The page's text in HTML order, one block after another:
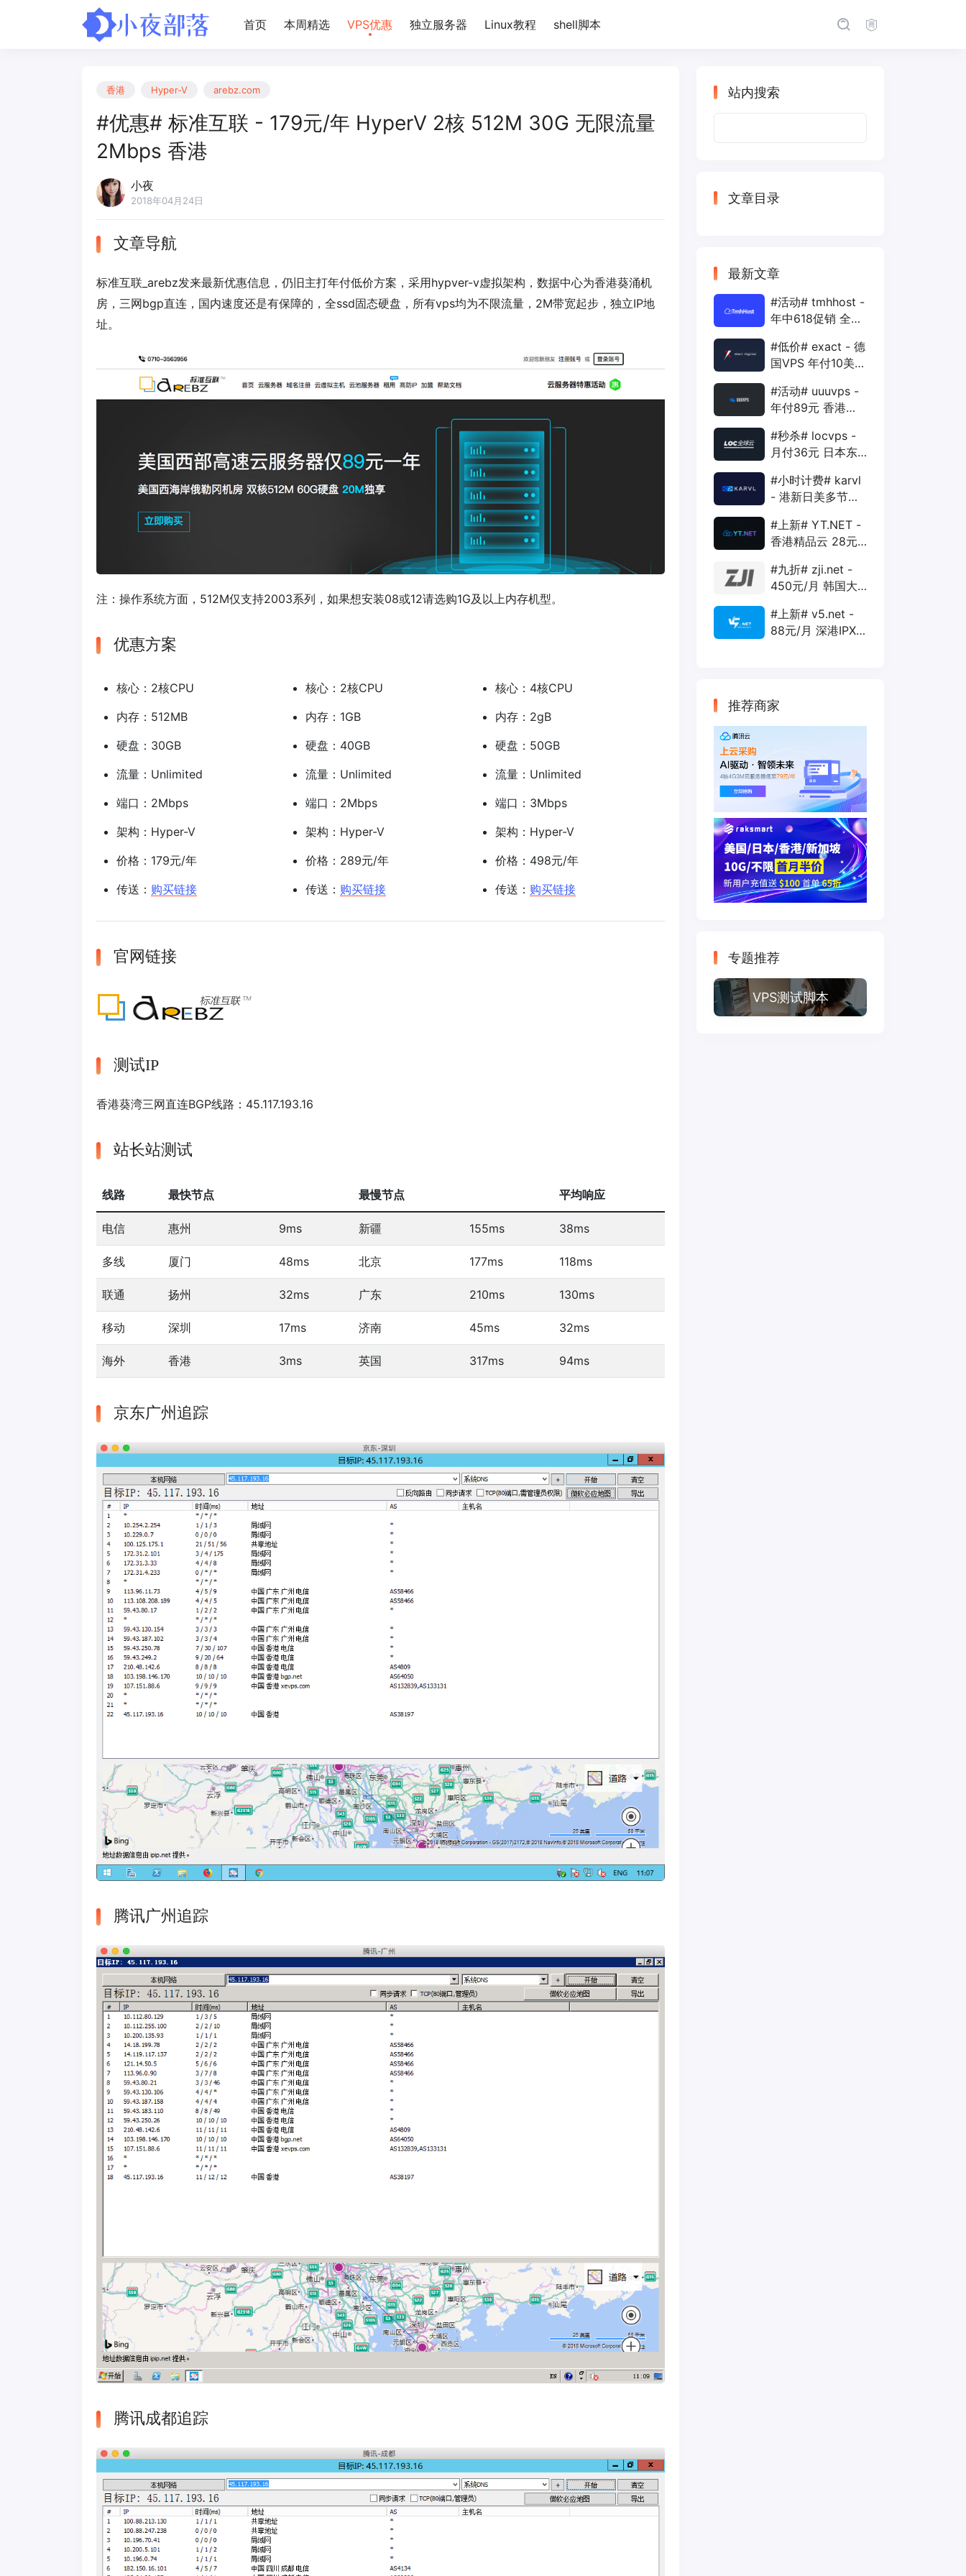
首页 本周精选 VPS优惠 独立服务器 Linux教程 shell脚本
香港 Hyper-V arebz.com
#优惠# 标准互联 - 179元/年 HyperV 2核 512M 30G 无限流量
2Mbps 香港
小夜
2018年04月24日
文章导航
标准互联_arebz发来最新优惠信息，仍旧主打年付低价方案，采用hypver-v虚拟架构，数据中心为香港葵涌机
房，三网bgp直连，国内速度还是有保障的，全ssd固态硬盘，所有vps均为不限流量，2M带宽起步，独立IP地
址。
注：操作系统方面，512M仅支持2003系列，如果想安装08或12请选购1G及以上内存机型。
优惠方案
核心：2核CPU
内存：512MB
硬盘：30GB
流量：Unlimited
端口：2Mbps
架构：Hyper-V
价格：179元/年
传送： 购买链接
核心：2核CPU
内存：1GB
硬盘：40GB
流量：Unlimited
端口：2Mbps
架构：Hyper-V
价格：289元/年
传送： 购买链接
核心：4核CPU
内存：2gB
硬盘：50GB
流量：Unlimited
端口：3Mbps
架构：Hyper-V
价格：498元/年
传送： 购买链接
官网链接
测试IP
香港葵湾三网直连BGP线路：45.117.193.16
站长站测试
线路 最快节点 最慢节点 平均响应
电信 惠州 9ms 新疆 155ms 38ms
多线 厦门 48ms 北京 177ms 118ms
联通 扬州 32ms 广东 210ms 130ms
移动 深圳 17ms 济南 45ms 32ms
海外 香港 3ms 英国 317ms 94ms
京东广州追踪
腾讯广州追踪
腾讯成都追踪
站内搜索
文章目录
最新文章
#活动# tmhhost -
年中618促销 全场
年付VPS
#低价# exact - 德
国VPS 年付10美元
1Gbps
#活动# uuuvps -
年付89元 香港
400G 30M
#秒杀# locvps -
月付36元 日本东
40G 1T 450Mbps
#小时计费# karvl
- 港新日美多节点
20G 5T 1Gbps
#上新# YT.NET -
香港精品云 28元/
AS10099+移动
CMI
#九折# zji.net -
450元/月 韩国大
优化和纯国际线路
#上新# v5.net -
88元/月 深港IPX
推荐商家
专题推荐
VPS测试脚本